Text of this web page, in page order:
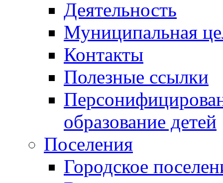
Деятельность
Муниципальная
Контакты
Полезные ссылки
образование детей
Поселения
Городское